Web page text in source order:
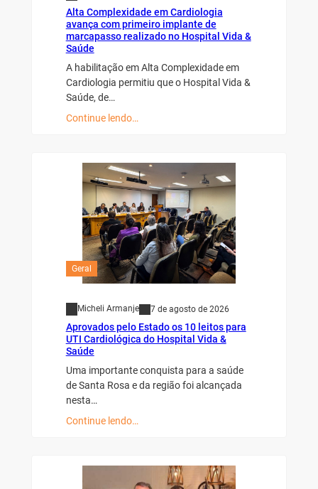
Alta Complexidade em Cardiologia
avança com primeiro implante de
marcapasso realizado no Hospital Vida &
Saúde
A habilitação em Alta Complexidade em
Cardiologia permitiu que o Hospital Vida &
Saúde, de…
Continue lendo…
Geral
Micheli Armanje 7 de agosto de 2026
Aprovados pelo Estado os 10 leitos para
UTI Cardiológica do Hospital Vida &
Saúde
Uma importante conquista para a saúde
de Santa Rosa e da região foi alcançada
nesta…
Continue lendo…